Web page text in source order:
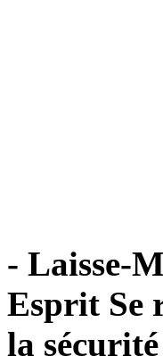
- Laisse-
Esprit Se
la